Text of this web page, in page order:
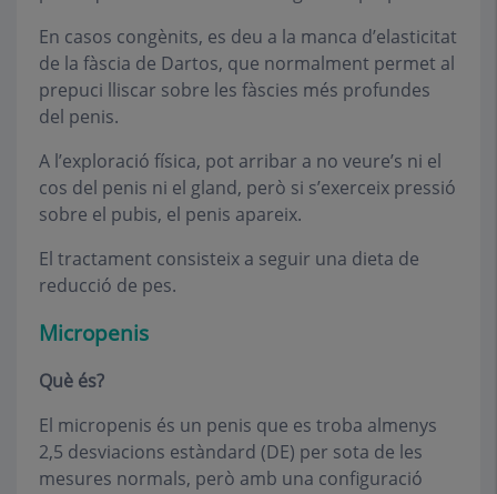
En casos congènits, es deu a la manca d’elasticitat
de la fàscia de Dartos, que normalment permet al
prepuci lliscar sobre les fàscies més profundes
del penis.
A l’exploració física, pot arribar a no veure’s ni el
cos del penis ni el gland, però si s’exerceix pressió
sobre el pubis, el penis apareix.
El tractament consisteix a seguir una dieta de
reducció de pes.
Micropenis
Què és?
El micropenis és un penis que es troba almenys
2,5 desviacions estàndard (DE) per sota de les
mesures normals, però amb una configuració